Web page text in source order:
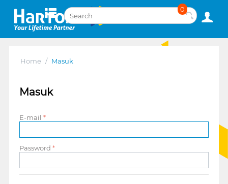
0
Home / Masuk
Masuk
E-mail
Password